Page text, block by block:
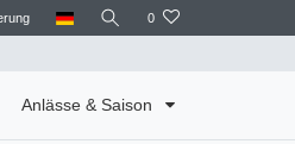
0
Anlässe & Saison